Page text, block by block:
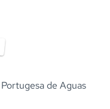
de Aguas